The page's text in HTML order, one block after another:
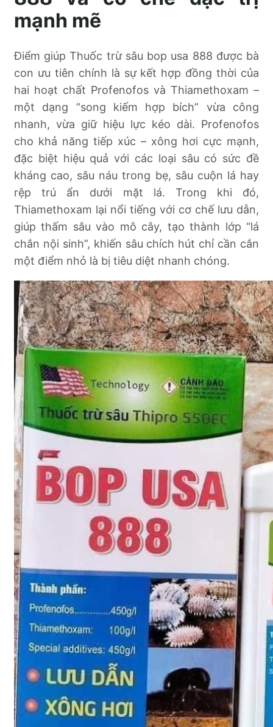
mạnh mẽ
Điểm giúp Thuốc trừ sâu bop usa 888 được bà
con ưu tiên chính là sự kết hợp đồng thời của
hai hoạt chất Profenofos và Thiamethoxam –
một dạng “song kiếm hợp bích” vừa công
nhanh, vừa giữ hiệu lực kéo dài. Profenofos
cho khả năng tiếp xúc – xông hơi cực mạnh,
đặc biệt hiệu quả với các loại sâu có sức đề
kháng cao, sâu náu trong bẹ, sâu cuộn lá hay
rệp trú ẩn dưới mặt lá. Trong khi đó,
Thiamethoxam lại nổi tiếng với cơ chế lưu dẫn,
giúp thấm sâu vào mô cây, tạo thành lớp “lá
chắn nội sinh”, khiến sâu chích hút chỉ cần cắn
một điểm nhỏ là bị tiêu diệt nhanh chóng.